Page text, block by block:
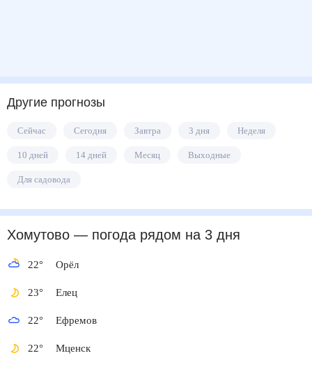
Другие прогнозы
Сейчас Сегодня Завтра 3 дня Неделя
10 дней 14 дней Месяц Выходные
Для садовода
Хомутово — погода рядомна 3 дня
22° Орёл
23° Елец
22° Ефремов
22° Мценск